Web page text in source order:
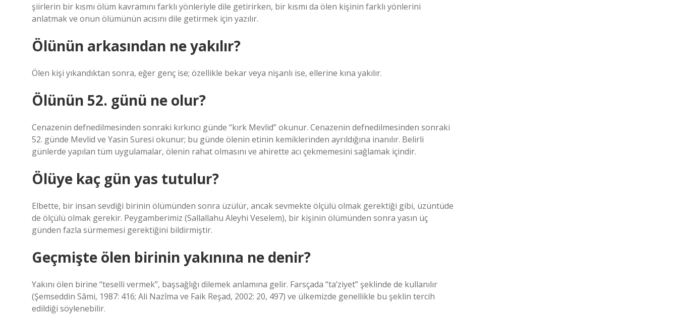
şiirlerin bir kısmı ölüm kavramını farklı yönleriyle dile getirirken, bir kısmı da ölen kişinin farklı yönlerini
anlatmak ve onun ölümünün acısını dile getirmek için yazılır.
Ölünün arkasından ne yakılır?
Ölen kişi yıkandıktan sonra, eğer genç ise; özellikle bekar veya nişanlı ise, ellerine kına yakılır.
Ölünün 52. günü ne olur?
Cenazenin defnedilmesinden sonraki kırkıncı günde “kırk Mevlid” okunur. Cenazenin defnedilmesinden sonraki
52. günde Mevlid ve Yasin Suresi okunur; bu günde ölenin etinin kemiklerinden ayrıldığına inanılır. Belirli
günlerde yapılan tüm uygulamalar, ölenin rahat olmasını ve ahirette acı çekmemesini sağlamak içindir.
Ölüye kaç gün yas tutulur?
Elbette, bir insan sevdiği birinin ölümünden sonra üzülür, ancak sevmekte ölçülü olmak gerektiği gibi, üzüntüde
de ölçülü olmak gerekir. Peygamberimiz (Sallallahu Aleyhi Veselem), bir kişinin ölümünden sonra yasın üç
günden fazla sürmemesi gerektiğini bildirmiştir.
Geçmişte ölen birinin yakınına ne denir?
Yakını ölen birine “teselli vermek”, başsağlığı dilemek anlamına gelir. Farsçada “ta’ziyet” şeklinde de kullanılır
(Şemseddin Sâmi, 1987: 416; Ali Nazîma ve Faik Reşad, 2002: 20, 497) ve ülkemizde genellikle bu şeklin tercih
edildiği söylenebilir.